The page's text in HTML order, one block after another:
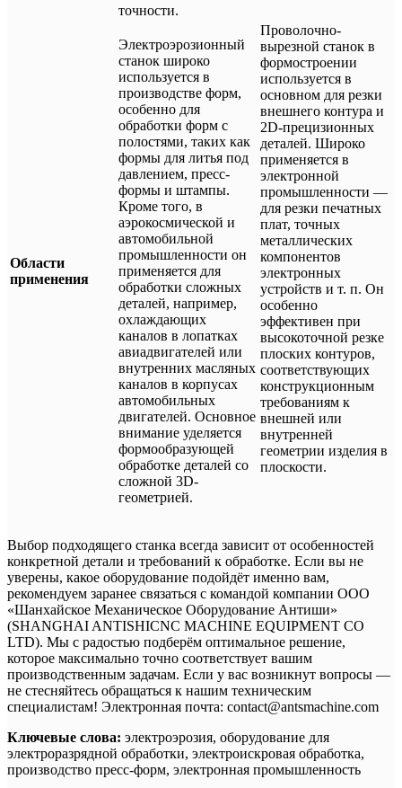
точности.
Области
применения
Электроэрозионный
станок широко
используется в
производстве форм,
особенно для
обработки форм с
полостями, таких как
формы для литья под
давлением, пресс-
формы и штампы.
Кроме того, в
аэрокосмической и
автомобильной
промышленности он
применяется для
обработки сложных
деталей, например,
охлаждающих
каналов в лопатках
авиадвигателей или
внутренних масляных
каналов в корпусах
автомобильных
двигателей. Основное
внимание уделяется
формообразующей
обработке деталей со
сложной 3D-
геометрией.
Проволочно-
вырезной станок в
формостроении
используется в
основном для резки
внешнего контура и
2D-прецизионных
деталей. Широко
применяется в
электронной
промышленности —
для резки печатных
плат, точных
металлических
компонентов
электронных
устройств и т. п. Он
особенно
эффективен при
высокоточной резке
плоских контуров,
соответствующих
конструкционным
требованиям к
внешней или
внутренней
геометрии изделия в
плоскости.
Выбор подходящего станка всегда зависит от особенностей
конкретной детали и требований к обработке. Если вы не
уверены, какое оборудование подойдёт именно вам,
рекомендуем заранее связаться с командой компании ООО
«Шанхайское Механическое Оборудование Антиши»
(SHANGHAI ANTISHICNC MACHINE EQUIPMENT CO
LTD). Мы с радостью подберём оптимальное решение,
которое максимально точно соответствует вашим
производственным задачам. Если у вас возникнут вопросы —
не стесняйтесь обращаться к нашим техническим
специалистам! Электронная почта: contact@antsmachine.com
Ключевые слова: электроэрозия, оборудование для
электроразрядной обработки, электроискровая обработка,
производство пресс-форм, электронная промышленность